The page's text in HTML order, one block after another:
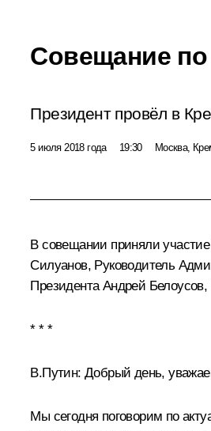
Совещание
Президент провёл в
5 июля 2018 года 19:30 Москва,
В совещании приняли
Силуанов, Руководитель
Президента Андрей Белоусов,
* * *
В.Путин: Добрый день,
Мы сегодня поговорим по